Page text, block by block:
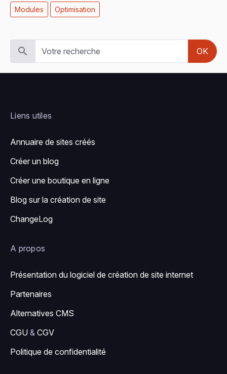
Modules Optimisation
OK
Liens utiles
Annuaire de sites créés
Créer un blog
Créer une boutique en ligne
Blog sur la création de site
ChangeLog
A propos
Présentation du logiciel de création de site internet
Partenaires
Alternatives CMS
CGU & CGV
Politique de confidentialité